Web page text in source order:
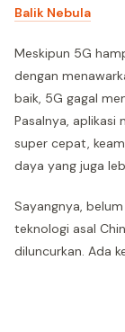
Balik Nebula
Meskipun 5G
dengan
baik, 5G gagal
Pasalnya, aplikasi
super cepat,
daya yang juga
Sayangnya,
teknologi asal
diluncurkan. Ada